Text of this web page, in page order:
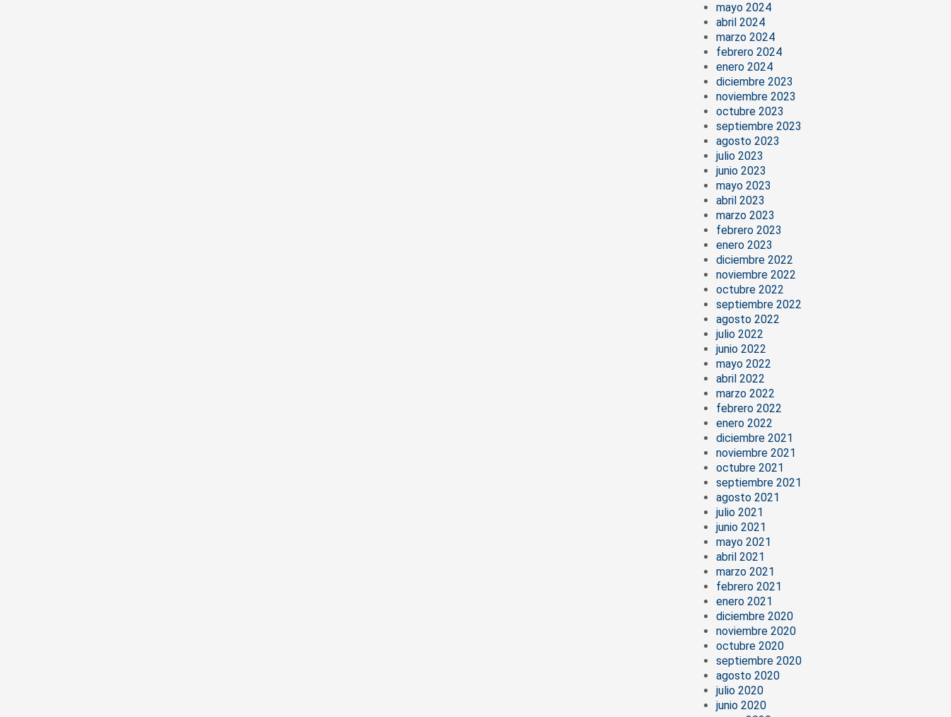
mayo 2024
abril 2024
marzo 2024
febrero 2024
enero 2024
diciembre 2023
noviembre 2023
octubre 2023
septiembre 2023
agosto 2023
julio 2023
junio 2023
mayo 2023
abril 2023
marzo 2023
febrero 2023
enero 2023
diciembre 2022
noviembre 2022
octubre 2022
septiembre 2022
agosto 2022
julio 2022
junio 2022
mayo 2022
abril 2022
marzo 2022
febrero 2022
enero 2022
diciembre 2021
noviembre 2021
octubre 2021
septiembre 2021
agosto 2021
julio 2021
junio 2021
mayo 2021
abril 2021
marzo 2021
febrero 2021
enero 2021
diciembre 2020
noviembre 2020
octubre 2020
septiembre 2020
agosto 2020
julio 2020
junio 2020